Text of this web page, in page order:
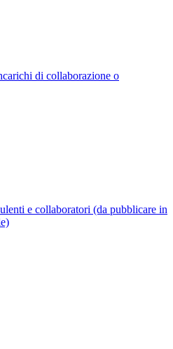
di collaborazione o
e collaboratori (da pubblicare in